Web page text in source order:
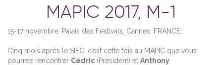
MAPIC 2017, M-1
15-17 novembre, Palais des Festivals, Cannes, FRANCE.
Cinq mois après le SIEC, c’est cette fois au MAPIC que vous
pourrez rencontrer Cédric (Président) et Anthony